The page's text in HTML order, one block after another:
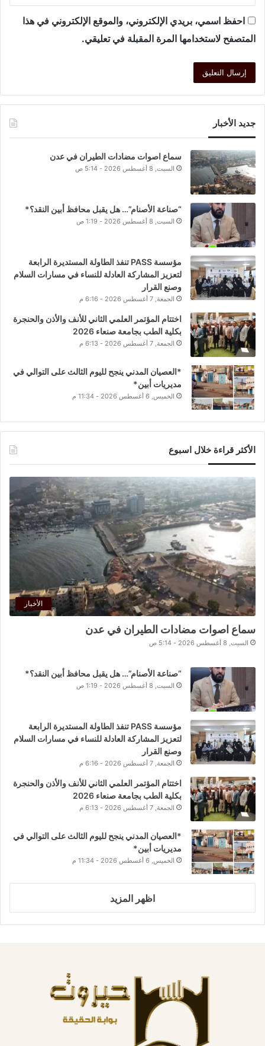
احفظ اسمي، بريدي الإلكتروني، والموقع الإلكتروني في هذا
المتصفح لاستخدامها المرة المقبلة في تعليقي.
جديد الأخبار
سماع اصوات مضادات الطيران في عدن
السبت, 8 أغسطس 2026 - 5:14 ص
“صناعة الأصنام”… هل يقبل محافظ أبين النقد؟*
السبت, 8 أغسطس 2026 - 1:19 ص
مؤسسة PASS تنفذ الطاولة المستديرة الرابعة
لتعزيز المشاركة العادلة للنساء في مسارات السلام
وصنع القرار
الجمعة, 7 أغسطس 2026 - 6:16 م
اختتام المؤتمر العلمي الثاني للأنف والأذن والحنجرة
بكلية الطب بجامعة صنعاء 2026
الجمعة, 7 أغسطس 2026 - 6:13 م
*العصيان المدني ينجح لليوم الثالث على التوالي في
مديريات أبين*
الخميس, 6 أغسطس 2026 - 11:34 م
الأكثر قراءة خلال اسبوع
الأخبار
سماع اصوات مضادات الطيران في عدن
السبت, 8 أغسطس 2026 - 5:14 ص
“صناعة الأصنام”… هل يقبل محافظ أبين النقد؟*
السبت, 8 أغسطس 2026 - 1:19 ص
مؤسسة PASS تنفذ الطاولة المستديرة الرابعة
لتعزيز المشاركة العادلة للنساء في مسارات السلام
وصنع القرار
الجمعة, 7 أغسطس 2026 - 6:16 م
اختتام المؤتمر العلمي الثاني للأنف والأذن والحنجرة
بكلية الطب بجامعة صنعاء 2026
الجمعة, 7 أغسطس 2026 - 6:13 م
*العصيان المدني ينجح لليوم الثالث على التوالي في
مديريات أبين*
الخميس, 6 أغسطس 2026 - 11:34 م
اظهر المزيد